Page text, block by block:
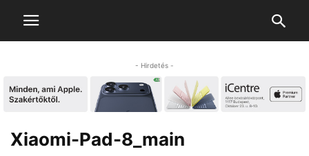
- Hirdetés -
Xiaomi-Pad-8_main